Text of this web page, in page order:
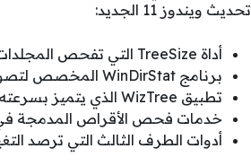
تحديث ويندوز 11 الجديد:
أداة TreeSize التي تفحص المجلدات بدقة عالية.
برنامج WinDirStat المخصص لتصور توزيع المساحة.
تطبيق WizTree الذي يتميز بسرعته في رصد الملفات الكبيرة.
خدمات فحص الأقراص المدمجة في
أدوات الطرف الثالث التي ترصد